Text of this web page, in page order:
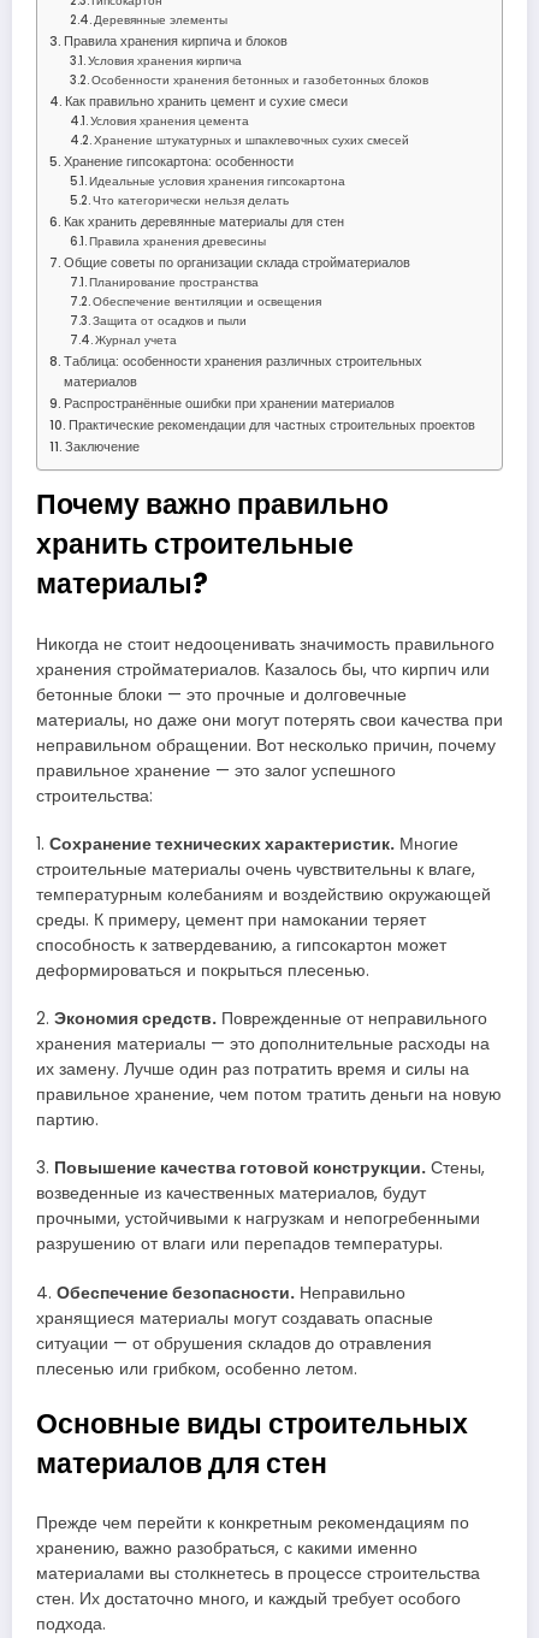
Деревянные элементы
Правила хранения кирпича и блоков
Условия хранения кирпича
Особенности хранения бетонных и газобетонных блоков
Как правильно хранить цемент и сухие смеси
Условия хранения цемента
Хранение штукатурных и шпаклевочных сухих смесей
Хранение гипсокартона: особенности
Идеальные условия хранения гипсокартона
Что категорически нельзя делать
Как хранить деревянные материалы для стен
Правила хранения древесины
Общие советы по организации склада стройматериалов
Планирование пространства
Обеспечение вентиляции и освещения
Защита от осадков и пыли
Журнал учета
Таблица: особенности хранения различных строительных
материалов
Распространённые ошибки при хранении материалов
Практические рекомендации для частных строительных проектов
Заключение
Почему важно правильно
хранить строительные
материалы?
Никогда не стоит недооценивать значимость правильного
хранения стройматериалов. Казалось бы, что кирпич или
бетонные блоки — это прочные и долговечные
материалы, но даже они могут потерять свои качества при
неправильном обращении. Вот несколько причин, почему
правильное хранение — это залог успешного
строительства:
1. Сохранение технических характеристик. Многие
строительные материалы очень чувствительны к влаге,
температурным колебаниям и воздействию окружающей
среды. К примеру, цемент при намокании теряет
способность к затвердеванию, а гипсокартон может
деформироваться и покрыться плесенью.
2. Экономия средств. Поврежденные от неправильного
хранения материалы — это дополнительные расходы на
их замену. Лучше один раз потратить время и силы на
правильное хранение, чем потом тратить деньги на новую
партию.
3. Повышение качества готовой конструкции. Стены,
возведенные из качественных материалов, будут
прочными, устойчивыми к нагрузкам и непогребенными
разрушению от влаги или перепадов температуры.
4. Обеспечение безопасности. Неправильно
хранящиеся материалы могут создавать опасные
ситуации — от обрушения складов до отравления
плесенью или грибком, особенно летом.
Основные виды строительных
материалов для стен
Прежде чем перейти к конкретным рекомендациям по
хранению, важно разобраться, с какими именно
материалами вы столкнетесь в процессе строительства
стен. Их достаточно много, и каждый требует особого
подхода.